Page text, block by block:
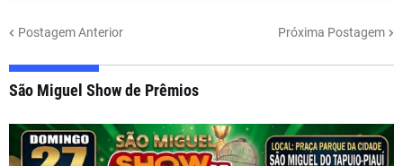
Postagem Anterior Próxima Postagem
São Miguel Show de Prêmios